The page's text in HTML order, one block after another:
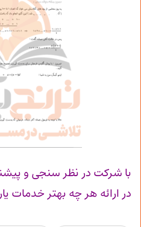
با شرکت در نظر سنجی و
در ارائه هر چه بهتر خدمات